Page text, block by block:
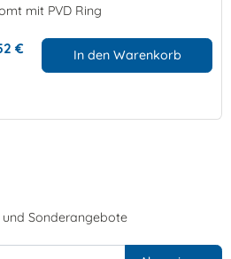
mit PVD Ring
€ In den Warenkorb
und Sonderangebote